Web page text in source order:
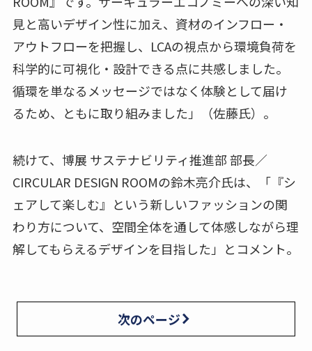
見と高いデザイン性に加え、資材のインフロー・
アウトフローを把握し、LCAの視点から環境負荷を
科学的に可視化・設計できる点に共感しました。
循環を単なるメッセージではなく体験として届け
るため、ともに取り組みました」（佐藤氏）。
続けて、博展 サステナビリティ推進部 部長／
CIRCULAR DESIGN ROOMの鈴木亮介氏は、「『シ
ェアして楽しむ』という新しいファッションの関
わり方について、空間全体を通して体感しながら理
解してもらえるデザインを目指した」とコメント。
次のページ